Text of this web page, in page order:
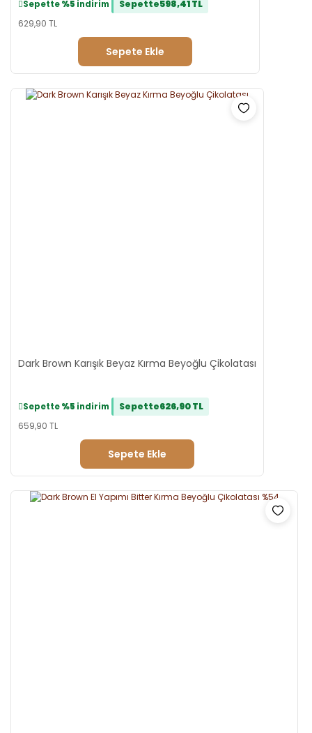
Sepette%5 indirim Sepette598,41 TL
629,90 TL
Sepete Ekle
Dark Brown Karışık Beyaz Kırma Beyoğlu Çikolatası
Sepette%5 indirim Sepette626,90 TL
659,90 TL
Sepete Ekle